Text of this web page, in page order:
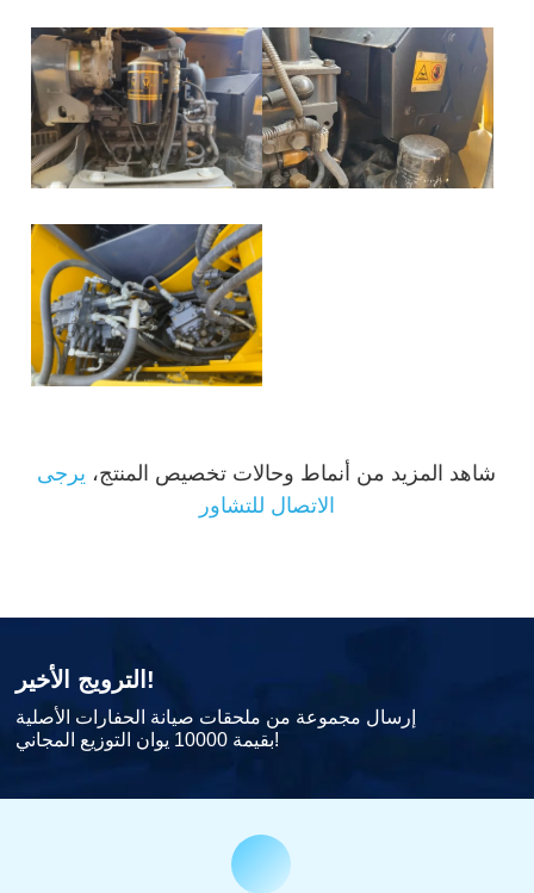
شاهد المزيد من أنماط وحالات تخصيص المنتج، يرجى
الاتصال للتشاور
الترويج الأخير!
إرسال مجموعة من ملحقات صيانة الحفارات الأصلية
بقيمة 10000 يوان التوزيع المجاني!